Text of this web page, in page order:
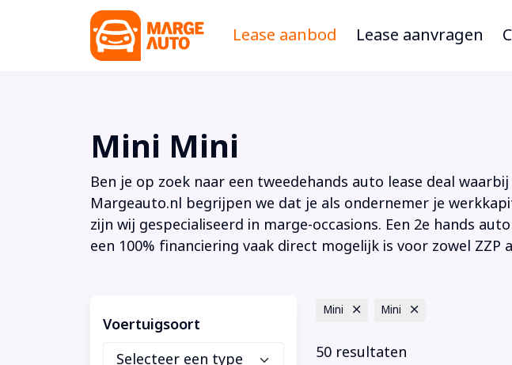
Lease aanbod Lease aanvragen
Mini Mini
Ben je op zoek naar een tweedehands auto lease deal
Margeauto.nl begrijpen we dat je als ondernemer je
zijn wij gespecialiseerd in marge-occasions. Een 2e hands
een 100% financiering vaak direct mogelijk is voor zowel ZZP
Voertuigsoort
Mini Mini
50 resultaten